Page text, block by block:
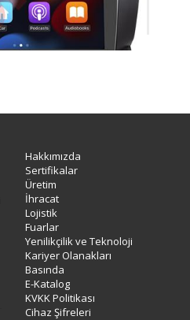
Hakkımızda
Sertifikalar
Üretim
İhracat
Lojistik
Fuarlar
Yenilikçilik ve Teknoloji
Kariyer Olanakları
Basında
E-Katalog
KVKK Politikası
Cihaz Şifreleri